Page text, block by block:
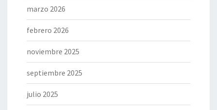
marzo 2026
febrero 2026
noviembre 2025
septiembre 2025
julio 2025